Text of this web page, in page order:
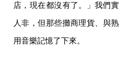
店，現在都沒有了。」我們
人非，但那些攤商理貨、與
用音樂記憶了下來。